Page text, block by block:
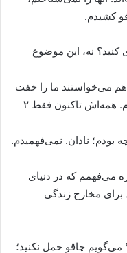
کشیدم.
کنید؟ نه، این موضوع
هم می‌خواستند ما را خفت
کنند که من هم از خودم با چاقو دفاع کردم. همه‌اش تاکنون فقط ۲
بودم؛ نادان. نمی‌فهمیدم.
می‌فهمم که در دنیای
برای مخارج زندگی
چاقو حمل نکنید؛